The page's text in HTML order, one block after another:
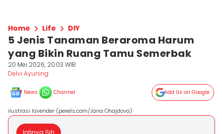
Home Life DIY
5 Jenis Tanaman Beraroma Harum
yang Bikin Ruang Tamu Semerbak
20 Mei 2026, 20:03 WIB
Delvi Ayuning
News Channel Add Us on Google
ilustrasi lavender (pexels.com/Jana Ohajdova)
Intinya Sih